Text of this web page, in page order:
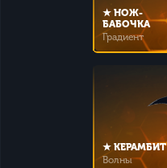
★ НОЖ-
БАБОЧКА
Градиент
★ КЕРАМБИТ
Волны